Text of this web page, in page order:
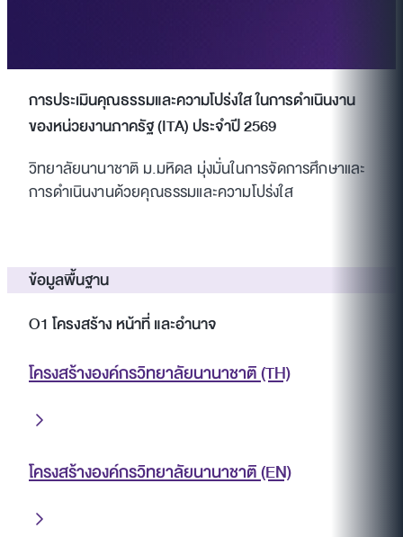
การประเมินคุณธรรมและความโปร่งใส ในการดำเนินงาน
ของหน่วยงานภาครัฐ (ITA) ประจำปี 2569
วิทยาลัยนานาชาติ ม.มหิดล มุ่งมั่นในการจัดการศึกษาและ
การดำเนินงานด้วยคุณธรรมและความโปร่งใส
ข้อมูลพื้นฐาน
O1 โครงสร้าง หน้าที่ และอำนาจ
โครงสร้างองค์กรวิทยาลัยนานาชาติ (TH)
โครงสร้างองค์กรวิทยาลัยนานาชาติ (EN)